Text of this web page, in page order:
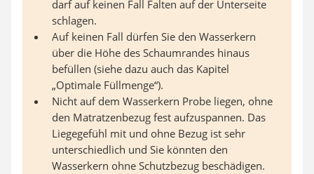
darf auf keinen Fall Falten auf der Unterseite
schlagen.
Auf keinen Fall dürfen Sie den Wasserkern
über die Höhe des Schaumrandes hinaus
befüllen (siehe dazu auch das Kapitel
„Optimale Füllmenge“).
Nicht auf dem Wasserkern Probe liegen, ohne
den Matratzenbezug fest aufzuspannen. Das
Liegegefühl mit und ohne Bezug ist sehr
unterschiedlich und Sie könnten den
Wasserkern ohne Schutzbezug beschädigen.